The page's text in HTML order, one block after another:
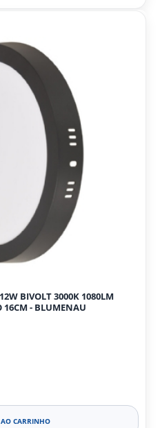
BIVOLT 3000K 1080LM
16CM - BLUMENAU
CARRINHO